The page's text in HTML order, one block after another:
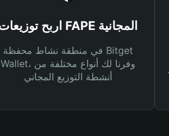
اربح توزيعات FAPE المجانية
في منطقة نشاط محفظة Bitget
Wallet، وفرنا لك أنواع مختلفة من
أنشطة التوزيع المجاني